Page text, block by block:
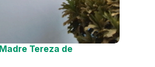
Tereza de